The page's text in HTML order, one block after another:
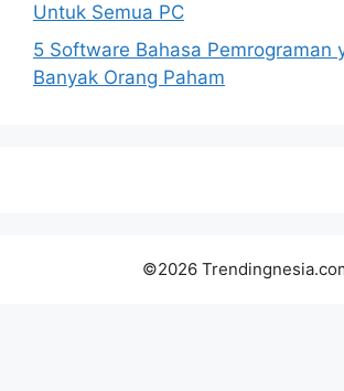
Untuk Semua PC
5 Software Bahasa Pemrograman
Banyak Orang Paham
©2026